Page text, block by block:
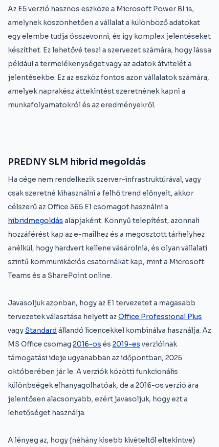
Az E5 verzió hasznos eszköze a Microsoft Power BI is,
amelynek köszönhetően a vállalat a különböző adatokat
egy elembe tudja összevonni, és így komplex jelentéseket
készíthet. Ez lehetővé teszi a szervezet számára, hogy lássa
például a termelékenységet vagy az adatok átvitelét a
jelentésekbe. Ez az eszköz fontos azon vállalatok számára,
amelyek naprakész áttekintést szeretnének kapni a
munkafolyamatokról és az eredményekről.
PREDNY SLM hibrid megoldás
Ha cége nem rendelkezik szerver-infrastruktúrával, vagy
csak szeretné kihasználni a felhő trend előnyeit, akkor
célszerű az Office 365 E1 csomagot használni a
hibridmegoldás alapjaként. Könnyű telepítést, azonnali
hozzáférést kap az e-mailhez és a megosztott tárhelyhez
anélkül, hogy hardvert kellene vásárolnia, és olyan vállalati
szintű kommunikációs csatornákat kap, mint a Microsoft
Teams és a SharePoint online.
Javasoljuk azonban, hogy az E1 tervezetet a magasabb
tervezetek választása helyett az Office Professional Plus
vagy Standard állandó licencekkel kombinálva használja. Az
MS Office csomag 2016-os és 2019-es verzióinak
támogatási ideje ugyanabban az időpontban, 2025
októberében jár le. A verziók közötti funkcionális
különbségek elhanyagolhatóak, de a 2016-os verzió ára
jelentősen alacsonyabb, ezért javasoljuk, hogy ezt a
lehetőséget használja.
A lényeg az, hogy (néhány kisebb kivételtől eltekintve)